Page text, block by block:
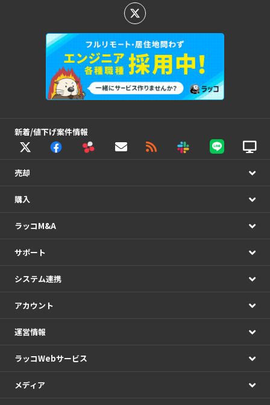
新着/値下げ案件情報
売却
購入
ラッコM&A
サポート
システム連携
アカウント
運営情報
ラッコWebサービス
メディア